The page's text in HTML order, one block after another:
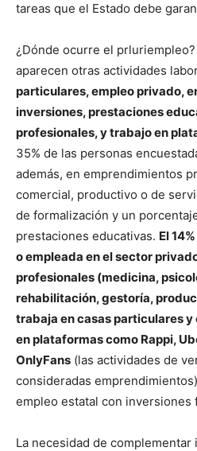
tareas que el Estado debe
¿Dónde ocurre el
aparecen otras actividades
particulares, empleo privado,
inversiones, prestaciones
profesionales, y trabajo en
35% de las personas
además, en emprendimientos
comercial, productivo o de
de formalización y un
prestaciones educativas. El
o empleada en el sector
profesionales (medicina,
rehabilitación, gestoría,
trabaja en casas particulares y
en plataformas como Rappi,
OnlyFans (las actividades de
consideradas
empleo estatal con inversiones
La necesidad de complementar